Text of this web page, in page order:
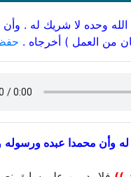
وحده لا شريك له . وأن
من العمل ) أخرجاه .
له وأن محمدا عبده